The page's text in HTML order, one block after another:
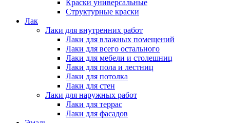
Краски универсальные
Структурные краски
Лак
Лаки для внутренних работ
Лаки для влажных помещений
Лаки для всего остального
Лаки для мебели и столешниц
Лаки для пола и лестниц
Лаки для потолка
Лаки для стен
Лаки для наружных работ
Лаки для террас
Лаки для фасадов